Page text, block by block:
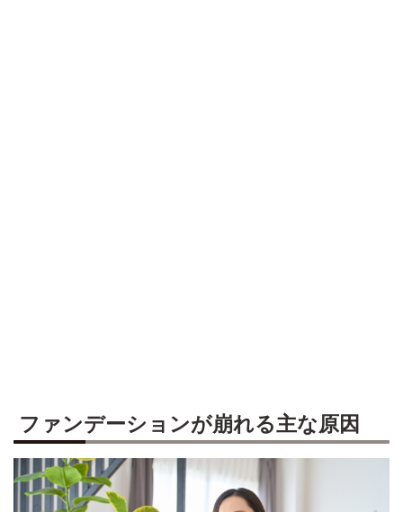
ファンデーションが崩れる主な原因